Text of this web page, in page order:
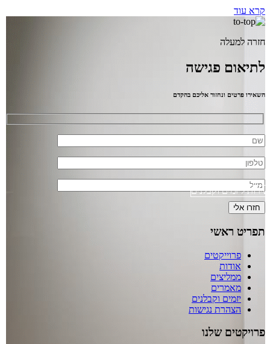
שירות ליזמים וקבלנים
קרא עוד
חזרה למעלה
לתיאום פגישה
השאירו פרטים ונחזור אליכם בהקדם
תפריט ראשי
פרוייקטים
אודות
ממליצים
מאמרים
יזמים וקבלנים
הצהרת נגישות
פרויקטים שלנו